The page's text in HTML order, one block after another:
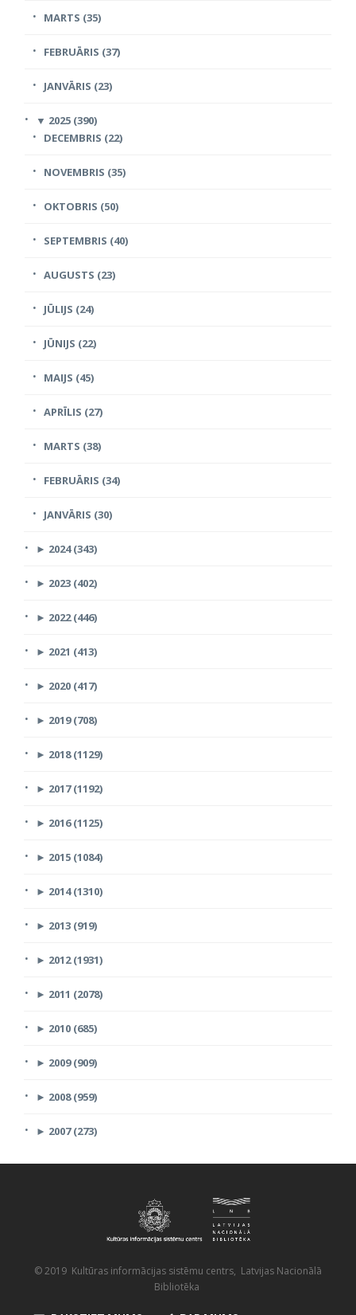
MARTS (35)
FEBRUĀRIS (37)
JANVĀRIS (23)
▼ 2025 (390)
DECEMBRIS (22)
NOVEMBRIS (35)
OKTOBRIS (50)
SEPTEMBRIS (40)
AUGUSTS (23)
JŪLIJS (24)
JŪNIJS (22)
MAIJS (45)
APRĪLIS (27)
MARTS (38)
FEBRUĀRIS (34)
JANVĀRIS (30)
► 2024 (343)
► 2023 (402)
► 2022 (446)
► 2021 (413)
► 2020 (417)
► 2019 (708)
► 2018 (1129)
► 2017 (1192)
► 2016 (1125)
► 2015 (1084)
► 2014 (1310)
► 2013 (919)
► 2012 (1931)
► 2011 (2078)
► 2010 (685)
► 2009 (909)
► 2008 (959)
► 2007 (273)
© 2019 Kultūras informācijas sistēmu centrs, Latvijas Nacionālā
Bibliotēka